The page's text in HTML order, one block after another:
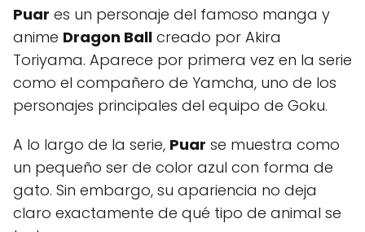
Puar es un personaje del famoso manga y
anime Dragon Ball creado por Akira
Toriyama. Aparece por primera vez en la serie
como el compañero de Yamcha, uno de los
personajes principales del equipo de Goku.
A lo largo de la serie, Puar se muestra como
un pequeño ser de color azul con forma de
gato. Sin embargo, su apariencia no deja
claro exactamente de qué tipo de animal se